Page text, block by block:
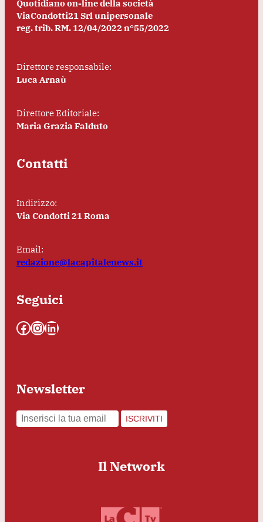
Quotidiano on-line della società
ViaCondotti21 Srl unipersonale
reg. trib. RM. 12/04/2022 n°55/2022
Direttore responsabile:
Luca Arnaù
Direttore Editoriale:
Maria Grazia Falduto
Contatti
Indirizzo:
Via Condotti 21 Roma
Email:
redazione@lacapitalenews.it
Seguici
Facebook InstagramLinkedIn
Newsletter
ISCRIVITI
Il Network